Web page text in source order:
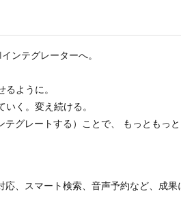
ンテグレーターへ。
ように。
く。変え続ける。
グレートする）ことで、 もっともっ
、スマート検索、音声予約など、成